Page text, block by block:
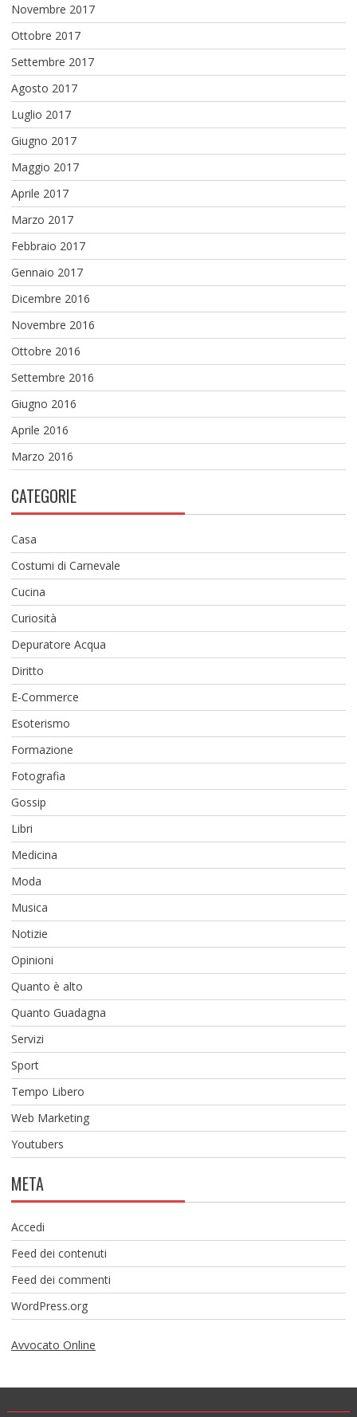
Novembre 2017
Ottobre 2017
Settembre 2017
Agosto 2017
Luglio 2017
Giugno 2017
Maggio 2017
Aprile 2017
Marzo 2017
Febbraio 2017
Gennaio 2017
Dicembre 2016
Novembre 2016
Ottobre 2016
Settembre 2016
Giugno 2016
Aprile 2016
Marzo 2016
CATEGORIE
Casa
Costumi di Carnevale
Cucina
Curiosità
Depuratore Acqua
Diritto
E-Commerce
Esoterismo
Formazione
Fotografia
Gossip
Libri
Medicina
Moda
Musica
Notizie
Opinioni
Quanto è alto
Quanto Guadagna
Servizi
Sport
Tempo Libero
Web Marketing
Youtubers
META
Accedi
Feed dei contenuti
Feed dei commenti
WordPress.org
Avvocato Online